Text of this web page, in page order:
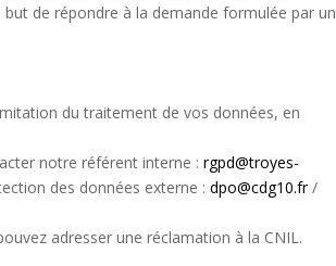
de répondre à la demande formulée par un
du traitement de vos données, en
notre référent interne : rgpd@troyes-
des données externe : dpo@cdg10.fr /
adresser une réclamation à la CNIL.